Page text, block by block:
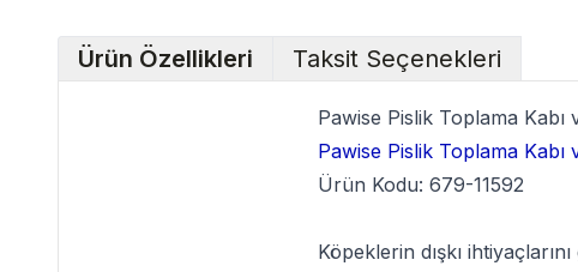
Ürün Özellikleri Taksit Seçenekleri
Pawise Pislik Toplama Kabı
Pawise Pislik Toplama Kabı
Ürün Kodu: 679-11592
Köpeklerin dışkı